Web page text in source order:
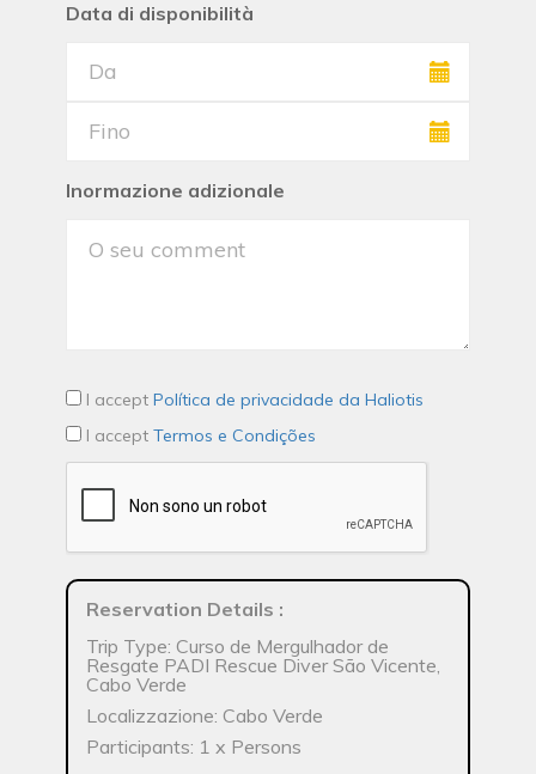
Data di disponibilità
Inormazione adizionale
I accept Política de privacidade da Haliotis
I accept Termos e Condições
Reservation Details :
Trip Type: Curso de Mergulhador de
Resgate PADI Rescue Diver São Vicente,
Cabo Verde
Localizzazione: Cabo Verde
Participants: 1 x Persons